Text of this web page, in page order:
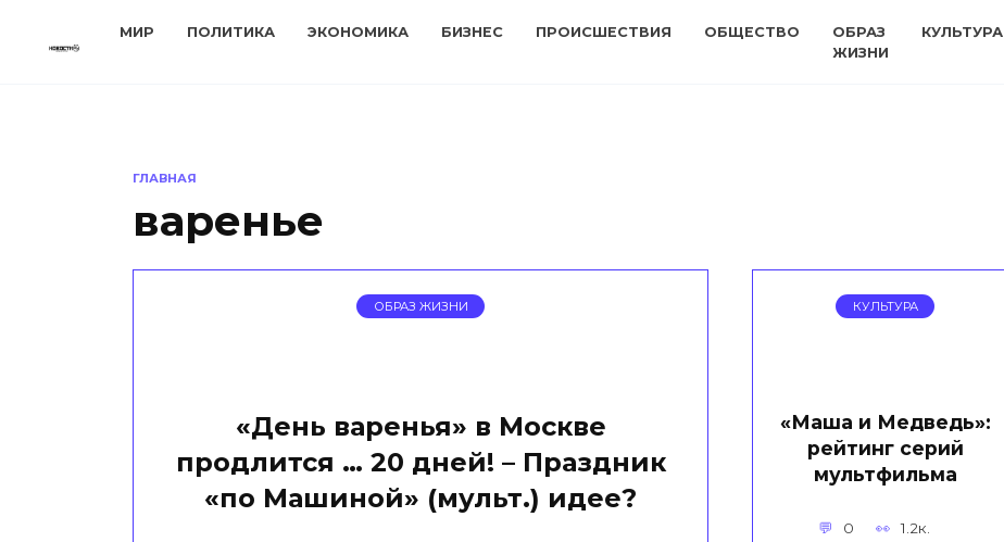
МИР ПОЛИТИКА ЭКОНОМИКА БИЗНЕС ПРОИСШЕСТВИЯ ОБЩЕСТВО
ОБРАЗ
ЖИЗНИ
КУЛЬТУРА
ГЛАВНАЯ
варенье
ОБРАЗ ЖИЗНИ
«День варенья» в Москве
продлится … 20 дней! – Праздник
«по Машиной» (мульт.) идее?
КУЛЬТУРА
«Маша и Медведь»:
рейтинг серий
мультфильма
0 1.2к.